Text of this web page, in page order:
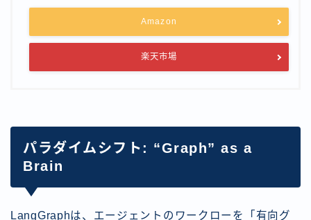
Amazon
楽天市場
パラダイムシフト: “Graph” as a
Brain
LangGraphは、エージェントのワークローを「有向グ